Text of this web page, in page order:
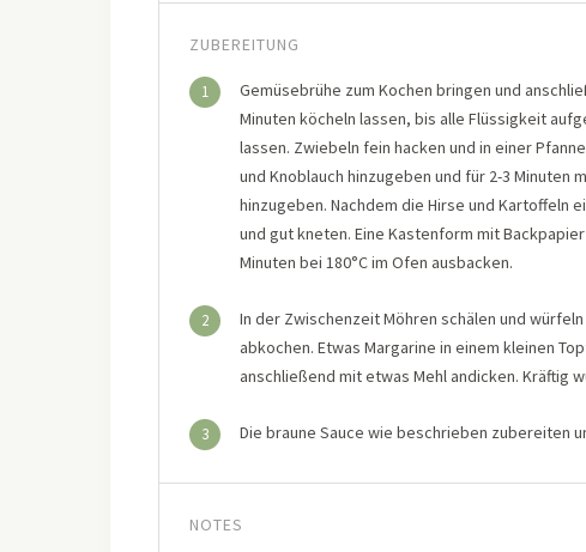
ZUBEREITUNG
1
Gemüsebrühe zum Kochen bringen und
Minuten köcheln lassen, bis alle Flüssigkeit
lassen. Zwiebeln fein hacken und in einer
und Knoblauch hinzugeben und für 2-3
hinzugeben. Nachdem die Hirse und Kartoffeln
und gut kneten. Eine Kastenform mit
Minuten bei 180°C im Ofen ausbacken.
2
In der Zwischenzeit Möhren schälen und
abkochen. Etwas Margarine in einem kleinen
anschließend mit etwas Mehl andicken. Kräftig
3 Die braune Sauce wie beschrieben zubereiten
NOTES